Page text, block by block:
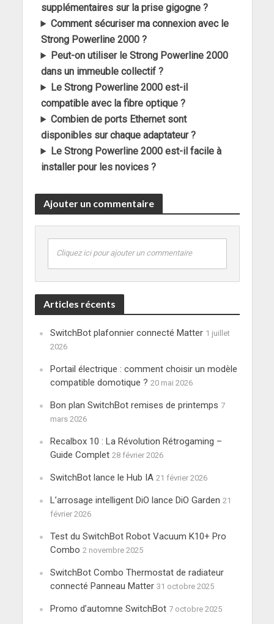
supplémentaires sur la prise gigogne ?
Comment sécuriser ma connexion avec le
Strong Powerline 2000 ?
Peut-on utiliser le Strong Powerline 2000
dans un immeuble collectif ?
Le Strong Powerline 2000 est-il
compatible avec la fibre optique ?
Combien de ports Ethernet sont
disponibles sur chaque adaptateur ?
Le Strong Powerline 2000 est-il facile à
installer pour les novices ?
Ajouter un commentaire
Cliquez ici pour ajouter un commentaire
Articles récents
SwitchBot plafonnier connecté Matter 1 juillet
2026
Portail électrique : comment choisir un modèle
compatible domotique ? 20 mai 2026
Bon plan SwitchBot remises de printemps 7
mars 2026
Recalbox 10 : La Révolution Rétrogaming –
Guide Complet 28 février 2026
SwitchBot lance le Hub IA 21 février 2026
L’arrosage intelligent DiO lance DiO Garden 21
février 2026
Test du SwitchBot Robot Vacuum K10+ Pro
Combo 2 novembre 2025
SwitchBot Combo Thermostat de radiateur
connecté Panneau Matter 31 octobre 2025
Promo d’automne SwitchBot 7 octobre 2025